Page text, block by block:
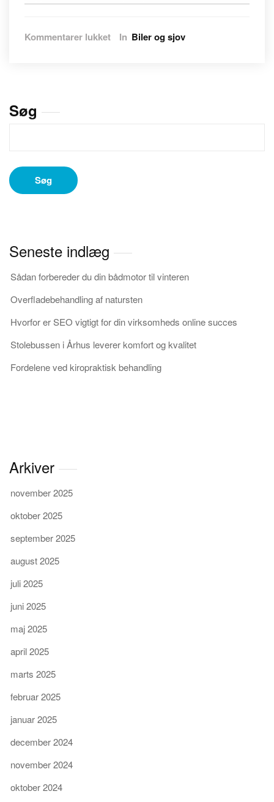
Kommentarer lukkettil
In Biler og sjov
Søg
Søg
Seneste indlæg
Sådan forbereder du din bådmotor til vinteren
Overfladebehandling af natursten
Hvorfor er SEO vigtigt for din virksomheds online succes
Stolebussen i Århus leverer komfort og kvalitet
Fordelene ved kiropraktisk behandling
Arkiver
november 2025
oktober 2025
september 2025
august 2025
juli 2025
juni 2025
maj 2025
april 2025
marts 2025
februar 2025
januar 2025
december 2024
november 2024
oktober 2024